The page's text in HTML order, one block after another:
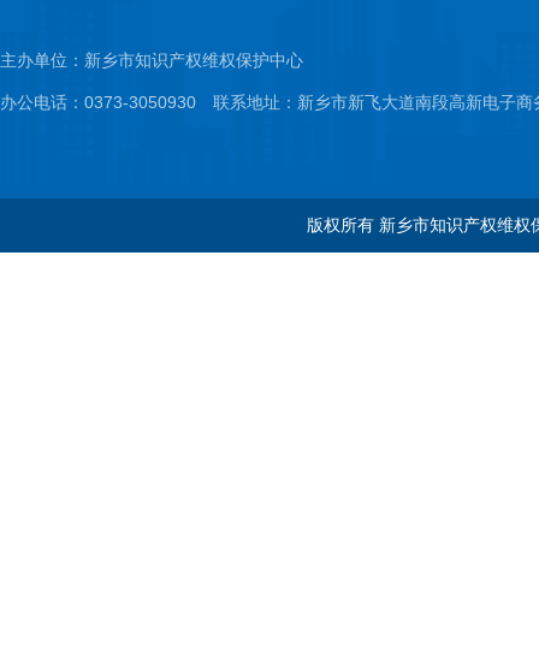
主办单位：新乡市知识产权维权保护中心
办公电话：0373-3050930 联系地址：新乡市新飞大道南段高新电子商
版权所有 新乡市知识产权维